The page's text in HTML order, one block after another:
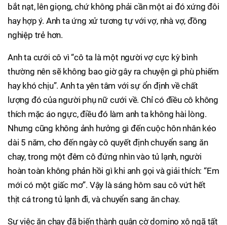
bắt nạt, lên giọng, chứ không phải cần một ai đó xứng đôi
hay hợp ý. Anh ta ứng xử tương tự với vợ, nhà vợ, đồng
nghiệp trẻ hơn.
Anh ta cưới cô vì “cô ta là một người vợ cực kỳ bình
thường nên sẽ không bao giờ gây ra chuyện gì phù phiếm
hay khó chịu”. Anh ta yên tâm với sự ổn định về chất
lượng đó của người phụ nữ cưới về. Chỉ có điều cô không
thích mặc áo ngực, điều đó làm anh ta không hài lòng.
Nhưng cũng không ảnh hưởng gì đến cuộc hôn nhân kéo
dài 5 năm, cho đến ngày cô quyết định chuyển sang ăn
chay, trong một đêm cô đứng nhìn vào tủ lạnh, người
hoàn toàn không phản hồi gì khi anh gọi và giải thích: “Em
mới có một giấc mơ”. Vậy là sáng hôm sau cô vứt hết
thịt cá trong tủ lạnh đi, và chuyển sang ăn chay.
Sự việc ăn chay đã biến thành quân cờ domino xô ngã tất